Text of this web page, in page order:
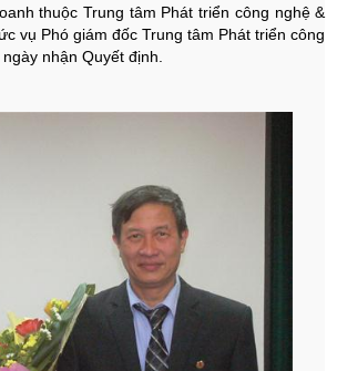
thuộc Trung tâm Phát triển công nghệ &
vụ Phó giám đốc Trung tâm Phát triển công
nhận Quyết định.